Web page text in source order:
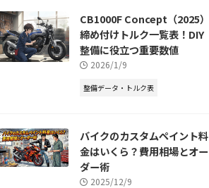
CB1000F Concept（2025）
締め付けトルク一覧表！DIY
整備に役立つ重要数値
2026/1/9
整備データ・トルク表
バイクのカスタムペイント料
金はいくら？費用相場とオー
ダー術
2025/12/9